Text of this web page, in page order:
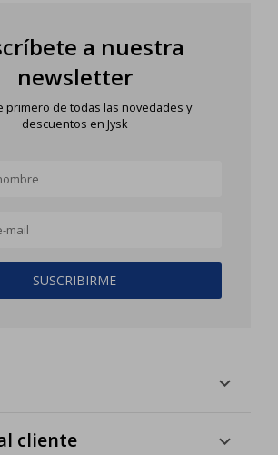
a nuestra
newsletter
primero de todas las novedades y
descuentos en Jysk
SUSCRIBIRME
cliente